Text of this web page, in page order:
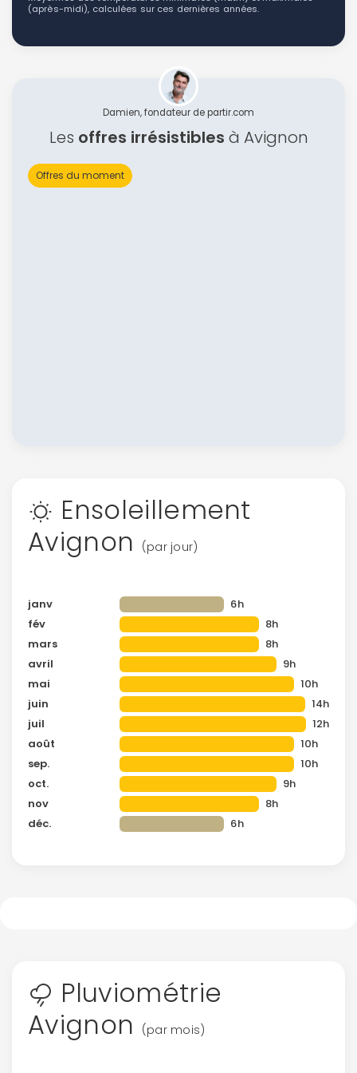
(après-midi), calculées sur ces dernières années.
Damien, fondateur de partir.com
Les offres irrésistibles à Avignon
Offres du moment
Ensoleillement
Avignon
(par jour)
janv
6h
fév
8h
mars
8h
avril
9h
mai
10h
juin
14h
juil
12h
août
10h
sep.
10h
oct.
9h
nov
8h
déc.
6h
Pluviométrie
Avignon
(par mois)